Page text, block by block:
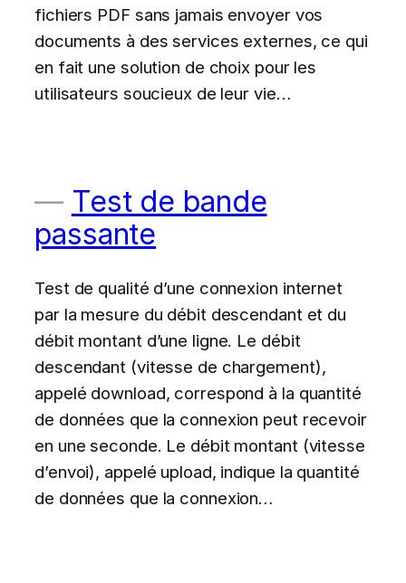
fichiers PDF sans jamais envoyer vos
documents à des services externes, ce qui
en fait une solution de choix pour les
utilisateurs soucieux de leur vie…
Test de bande
passante
Test de qualité d’une connexion internet
par la mesure du débit descendant et du
débit montant d’une ligne. Le débit
descendant (vitesse de chargement),
appelé download, correspond à la quantité
de données que la connexion peut recevoir
en une seconde. Le débit montant (vitesse
d’envoi), appelé upload, indique la quantité
de données que la connexion…